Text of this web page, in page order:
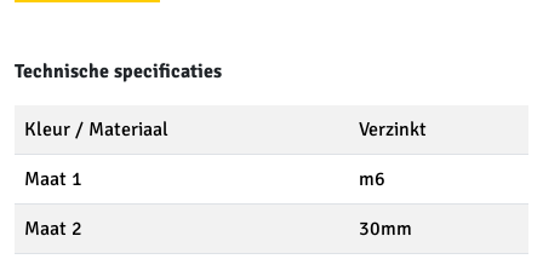
Technische specificaties
Kleur / Materiaal Verzinkt
Maat 1 m6
Maat 2 30mm